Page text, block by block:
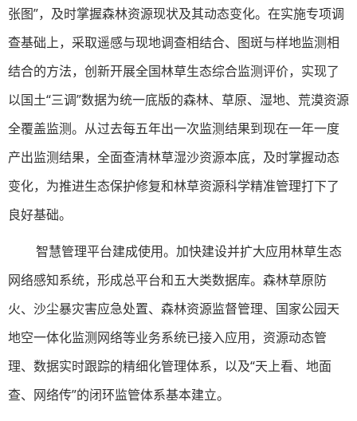
张图”，及时掌握森林资源现状及其动态变化。在实施专项调
查基础上，采取遥感与现地调查相结合、图斑与样地监测相
结合的方法，创新开展全国林草生态综合监测评价，实现了
以国土“三调”数据为统一底版的森林、草原、湿地、荒漠资源
全覆盖监测。从过去每五年出一次监测结果到现在一年一度
产出监测结果，全面查清林草湿沙资源本底，及时掌握动态
变化，为推进生态保护修复和林草资源科学精准管理打下了
良好基础。
智慧管理平台建成使用。加快建设并扩大应用林草生态
网络感知系统，形成总平台和五大类数据库。森林草原防
火、沙尘暴灾害应急处置、森林资源监督管理、国家公园天
地空一体化监测网络等业务系统已接入应用，资源动态管
理、数据实时跟踪的精细化管理体系，以及“天上看、地面
查、网络传”的闭环监管体系基本建立。